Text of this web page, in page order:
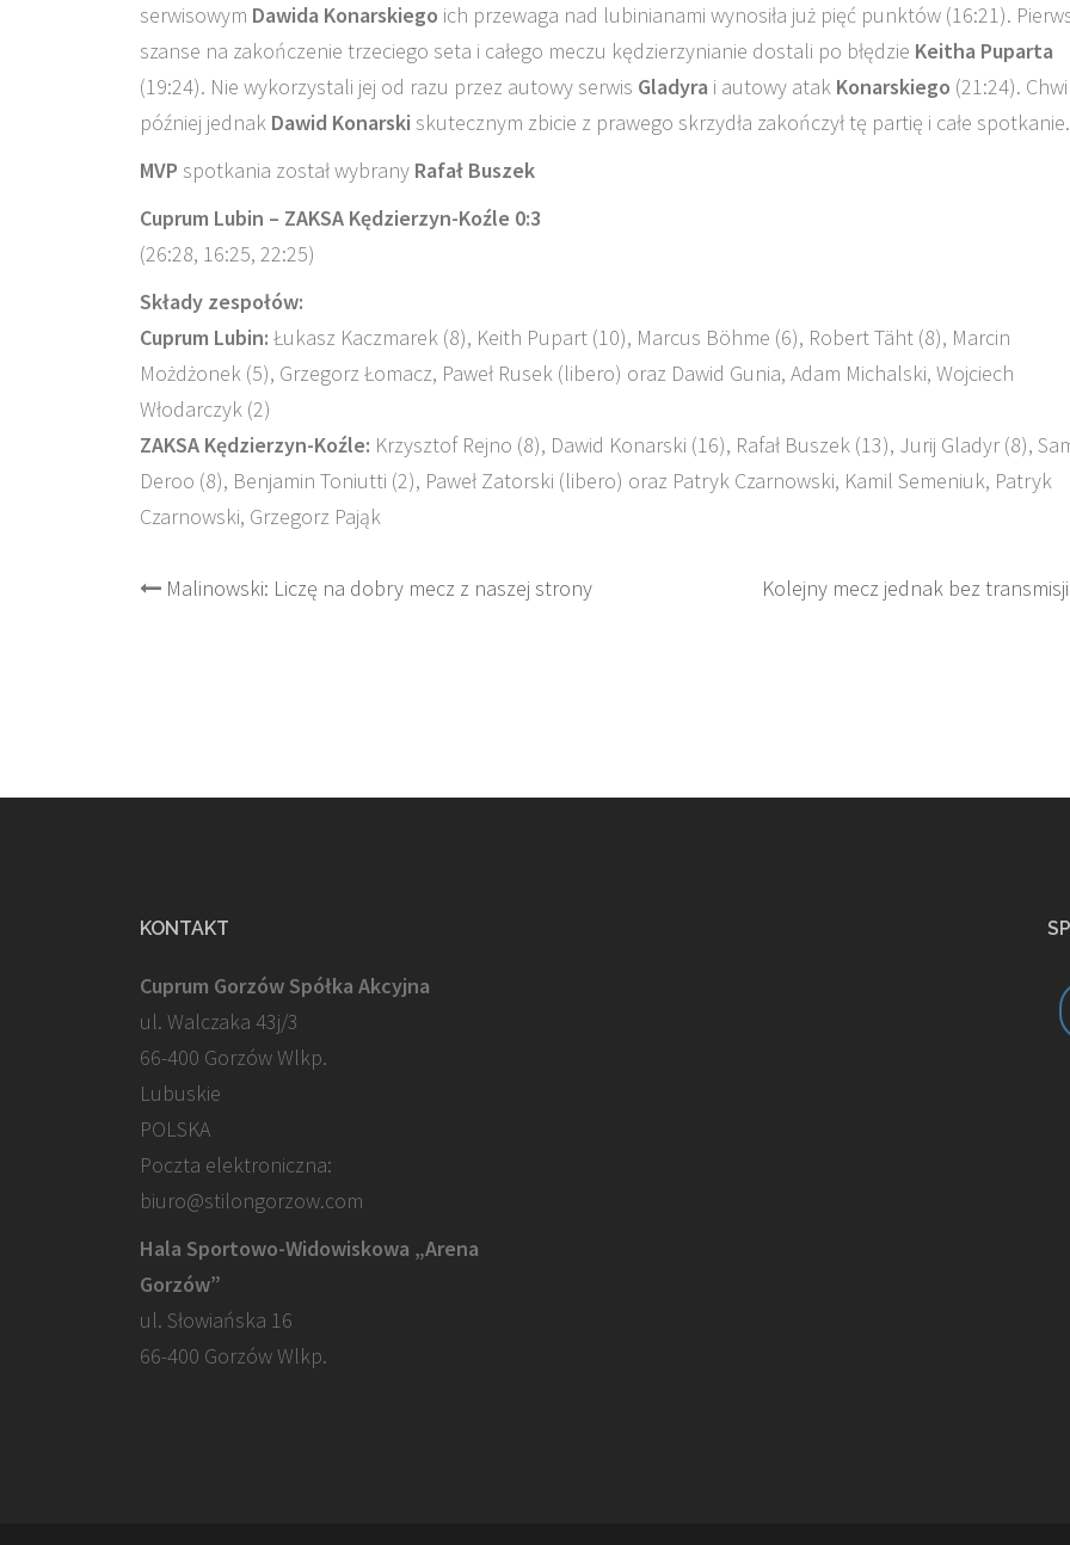
serwisowym Dawida Konarskiego ich przewaga nad lubinianami wynosiła już pięć punktów (16:21).
szanse na zakończenie trzeciego seta i całego meczu kędzierzynianie dostali po błędzie Keitha Puparta
(19:24). Nie wykorzystali jej od razu przez autowy serwis Gladyra i autowy atak Konarskiego (21:24).
później jednak Dawid Konarski skutecznym zbicie z prawego skrzydła zakończył tę partię i całe spotkanie.
MVP spotkania został wybrany Rafał Buszek
Cuprum Lubin – ZAKSA Kędzierzyn-Koźle 0:3
(26:28, 16:25, 22:25)
Składy zespołów:
Cuprum Lubin: Łukasz Kaczmarek (8), Keith Pupart (10), Marcus Böhme​ (6), Robert Täht (8), Marcin
Możdżonek (5), Grzegorz Łomacz, Paweł Rusek (libero) oraz Dawid Gunia, Adam Michalski, Wojciech
Włodarczyk (2)
ZAKSA Kędzierzyn-Koźle: Krzysztof Rejno (8), Dawid Konarski (16), Rafał Buszek (13), Jurij Gladyr (8),
Deroo (8), Benjamin Toniutti (2), Paweł Zatorski (libero) oraz Patryk Czarnowski, Kamil Semeniuk, Patryk
Czarnowski, Grzegorz Pająk
Post
Malinowski: Liczę na dobry mecz z naszej strony Kolejny mecz jednak bez
KONTAKT
Cuprum Gorzów Spółka Akcyjna
ul. Walczaka 43j/3
66-400 Gorzów Wlkp.
Lubuskie
POLSKA
Poczta elektroniczna:
biuro@stilongorzow.com
Hala Sportowo-Widowiskowa „Arena
Gorzów”
ul. Słowiańska 16
66-400 Gorzów Wlkp.